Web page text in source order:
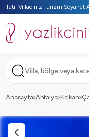
Tatil Villacınız Turizm Seyahat
Villa, bölge veya
Anasayfa Antalya Kalkan